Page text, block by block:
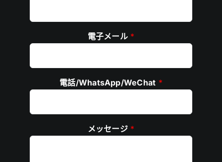
電子メール *
電話/WhatsApp/WeChat *
メッセージ *